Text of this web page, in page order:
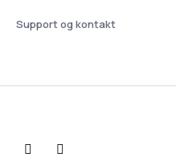
Support og kontakt